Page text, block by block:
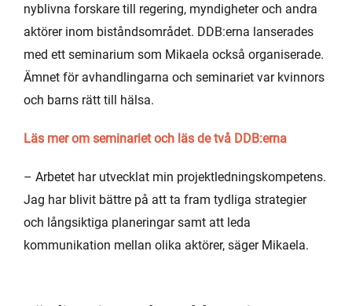
nyblivna forskare till regering, myndigheter och andra
aktörer inom biståndsområdet. DDB:erna lanserades
med ett seminarium som Mikaela också organiserade.
Ämnet för avhandlingarna och seminariet var kvinnors
och barns rätt till hälsa.
Läs mer om seminariet och läs de två DDB:erna
– Arbetet har utvecklat min projektledningskompetens.
Jag har blivit bättre på att ta fram tydliga strategier
och långsiktiga planeringar samt att leda
kommunikation mellan olika aktörer, säger Mikaela.